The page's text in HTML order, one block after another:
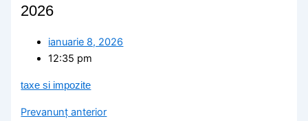
2026
ianuarie 8, 2026
12:35 pm
taxe si impozite
Prevanunț anterior